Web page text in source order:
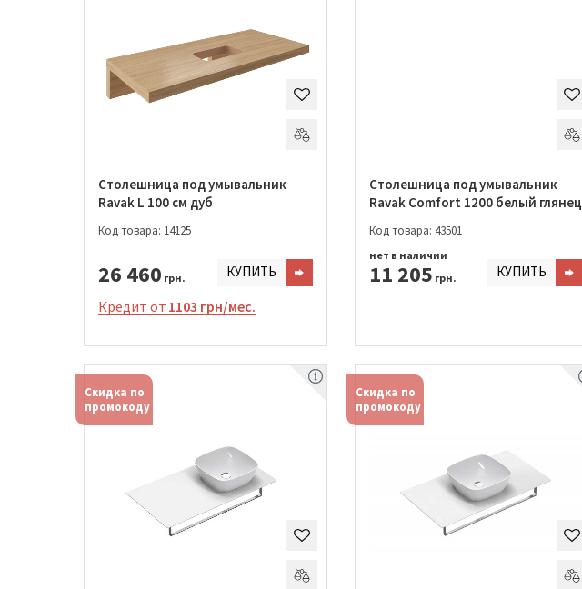
Столешница под умывальник
Ravak L 100 см дуб
Код товара: 14125
26 460 грн. КУПИТЬ
Кредит от 1103 грн/мес.
Столешница под умывальник
Ravak Comfort 1200 белый глянец
Код товара: 43501
11 205 грн.
нет в наличии
КУПИТЬ
Скидка по
промокоду
Скидка по
промокоду